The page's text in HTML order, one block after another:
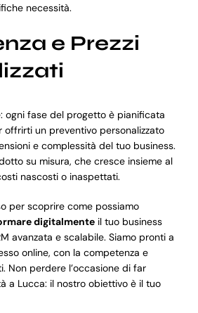
necessità.
e Prezzi
ogni fase del progetto è pianificata
offrirti un preventivo personalizzato
e complessità del tuo business.
su misura, che cresce insieme al
nascosti o inaspettati.
per scoprire come possiamo
digitalmenteil tuo business
avanzata e scalabile. Siamo pronti a
online, con la competenza e
Non perdere l’occasione di far
a Lucca: il nostro obiettivo è il tuo